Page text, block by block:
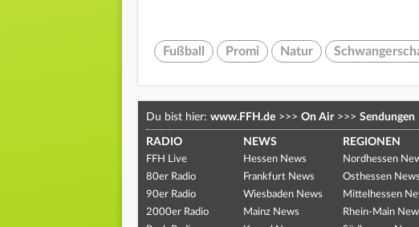
Fußball Promi Natur
Du bist hier: www.FFH.de >>> On Air >>> Sendungen
RADIO
FFH Live
80er Radio
90er Radio
2000er Radio
NEWS
Hessen News
Frankfurt News
Wiesbaden News
Mainz News
REGIONEN
Nordhessen
Osthessen News
Mittelhessen
Rhein-Main